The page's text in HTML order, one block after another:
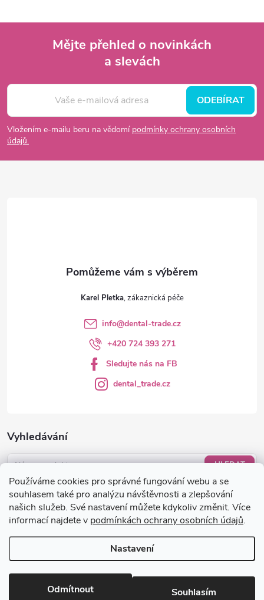
Používáme cookies pro správné fungování webu a se
souhlasem také pro analýzu návštěvnosti a zlepšování
našich služeb. Své nastavení můžete kdykoliv změnit. Více
informací najdete v podmínkách ochrany osobních údajů.
Nastavení
Odmítnout Souhlasím
p
a
Mějte přehled o novinkách
a slevách
Vložením e-mailu beru na vědomí podmínky ochrany osobních
údajů.
ODEBÍRAT
Vyhledávání
HLEDAT
Nákupní košík
0KS /0 KČ
Karel Pletka
info@dental-trade.cz
+420 724 393 271
Sledujte nás na FB
dental_trade.cz
Copyright 2026dental-trade.cz. Všechna práva vyhrazena.Upravit
nastavení cookies